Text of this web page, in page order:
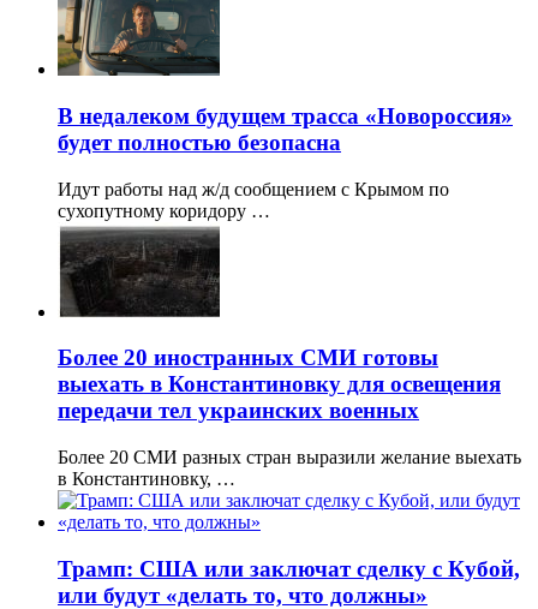
В недалеком будущем трасса «Новороссия»
будет полностью безопасна
Идут работы над ж/д сообщением с Крымом по
сухопутному коридору …
Более 20 иностранных СМИ готовы
выехать в Константиновку для освещения
передачи тел украинских военных
Более 20 СМИ разных стран выразили желание выехать
в Константиновку, …
Трамп: США или заключат сделку с Кубой,
или будут «делать то, что должны»